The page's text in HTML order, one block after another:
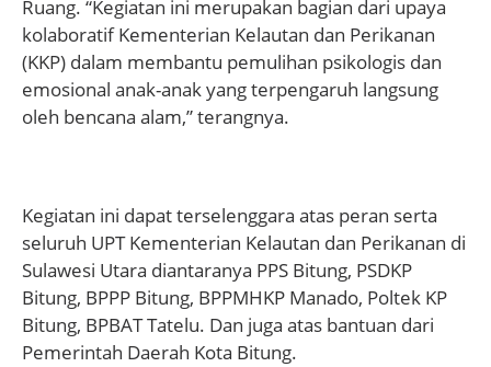
Ruang. “Kegiatan ini merupakan bagian dari upaya
kolaboratif Kementerian Kelautan dan Perikanan
(KKP) dalam membantu pemulihan psikologis dan
emosional anak-anak yang terpengaruh langsung
oleh bencana alam,” terangnya.
Kegiatan ini dapat terselenggara atas peran serta
seluruh UPT Kementerian Kelautan dan Perikanan di
Sulawesi Utara diantaranya PPS Bitung, PSDKP
Bitung, BPPP Bitung, BPPMHKP Manado, Poltek KP
Bitung, BPBAT Tatelu. Dan juga atas bantuan dari
Pemerintah Daerah Kota Bitung.